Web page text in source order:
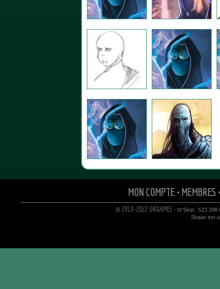
MON COMPTE • MEMBRES
© 2010-2022 ORIGAMES - N°Siret : 523 288
Shaan est